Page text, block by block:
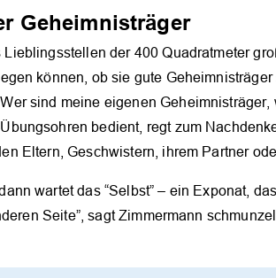
Geheimnisträger
Lieblingsstellen der 400 Quadratmeter
können, ob sie gute
sind meine eigenen
bedient, regt zum
Eltern, Geschwistern, ihrem Partner
wartet das “Selbst” – ein Exponat,
Seite”, sagt Zimmermann